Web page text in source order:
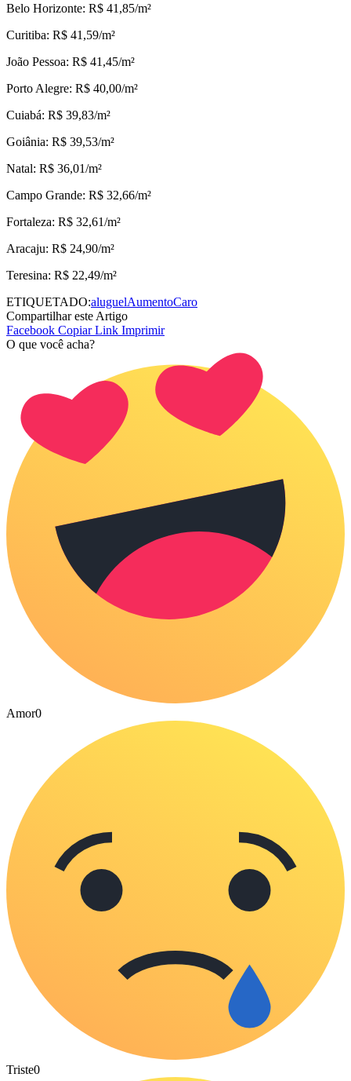
Belo Horizonte: R$ 41,85/m²
Curitiba: R$ 41,59/m²
João Pessoa: R$ 41,45/m²
Porto Alegre: R$ 40,00/m²
Cuiabá: R$ 39,83/m²
Goiânia: R$ 39,53/m²
Natal: R$ 36,01/m²
Campo Grande: R$ 32,66/m²
Fortaleza: R$ 32,61/m²
Aracaju: R$ 24,90/m²
Teresina: R$ 22,49/m²
ETIQUETADO:aluguelAumentoCaro
Compartilhar este Artigo
Facebook Copiar Link Imprimir
O que você acha?
Amor0
Triste0